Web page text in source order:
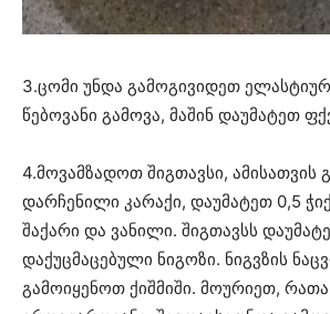
3.ცომი უნდა გამოგივიდეთ
წებოვანი გამოვა, მაშინ დაუმატეთ
4.მოვამზადოთ შიგთავსი,
დარჩენილი კარაქი, დაუმატეთ 0,5
შაქარი და ვანილი. შიგთავსს
დაქუცმაცებული ნიგოზი. ნიგვზის
გამოიყენოთ ქიშმიში. მოურიეთ, რათა